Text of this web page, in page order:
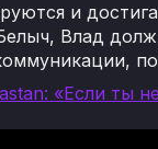
и
Влад
«Если ты